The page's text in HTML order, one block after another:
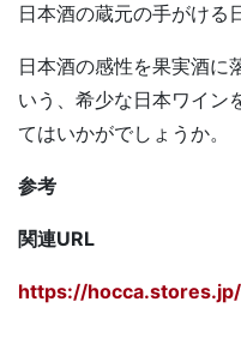
日本酒の蔵元の手がける
日本酒の感性を果実酒に
いう、希少な日本ワイン
てはいかがでしょうか。
参考
関連URL
https://hocca.stores.jp/